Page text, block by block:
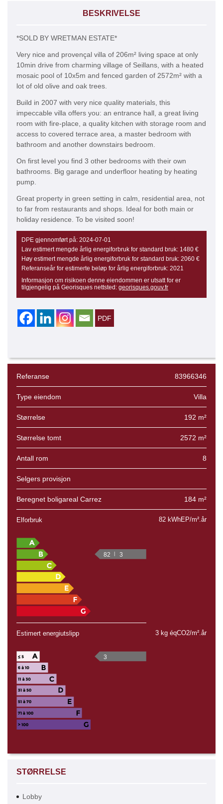
BESKRIVELSE
*SOLD BY WRETMAN ESTATE*
Very nice and provençal villa of 206m² living space at only
10min drive from charming village of Seillans, with a heated
mosaic pool of 10x5m and fenced garden of 2572m² with a
lot of old olive and oak trees.
Build in 2007 with very nice quality materials, this
impeccable villa offers you: an entrance hall, a great living
room with fire-place, a quality kitchen with storage room and
access to covered terrace area, a master bedroom with
bathroom and another downstairs bedroom.
On first level you find 3 other bedrooms with their own
bathrooms. Big garage and underfloor heating by heating
pump.
Great property in green setting in calm, residential area, not
to far from restaurants and shops. Ideal for both main or
holiday residence. To be visited soon!
DPE gjennomført på: 2024-07-01
Lav estimert mengde årlig energiforbruk for standard bruk: 1480 €
Høy estimert mengde årlig energiforbruk for standard bruk: 2060 €
Referanseår for estimerte beløp for årlig energiforbruk: 2021
Informasjon om risikoen denne eiendommen er utsatt for er
tilgjengelig på Georisques nettsted: georisques.gouv.fr
Referanse 83966346
Type eiendom Villa
Størrelse 192 m²
Størrelse tomt 2572 m²
Antall rom 8
Selgers provisjon
Beregnet boligareal Carrez 184 m²
Elforbruk 82 kWhEP/m².år
82 3
Estimert energiutslipp 3 kg éqCO2/m².år
3
STØRRELSE
Lobby